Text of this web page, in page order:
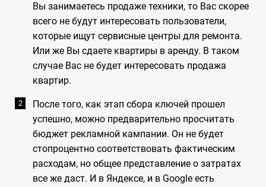
Вы занимаетесь продаже техники, то Вас скорее
всего не будут интересовать пользователи,
которые ищут сервисные центры для ремонта.
Или же Вы сдаете квартиры в аренду. В таком
случае Вас не будет интересовать продажа
квартир.
После того, как этап сбора ключей прошел
успешно, можно предварительно просчитать
бюджет рекламной кампании. Он не будет
стопроцентно соответствовать фактическим
расходам, но общее представление о затратах
все же даст. И в Яндексе, и в Google есть